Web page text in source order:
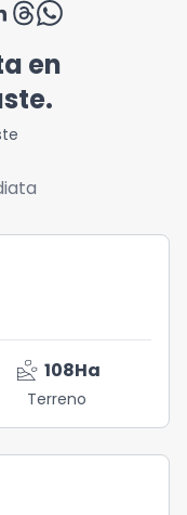
en
landslide 108Ha
Terreno